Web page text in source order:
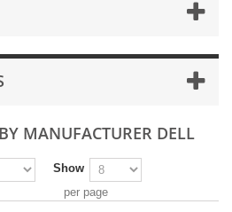
MANUFACTURER DELL
Show
per page